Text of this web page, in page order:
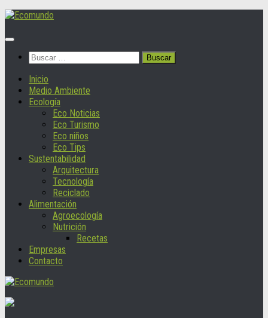
Saltar
contenido
Buscar:
Inicio
Medio Ambiente
Ecología
Eco Noticias
Eco Turismo
Eco niños
Eco Tips
Sustentabilidad
Arquitectura
Tecnología
Reciclado
Alimentación
Agroecología
Nutrición
Recetas
Empresas
Contacto